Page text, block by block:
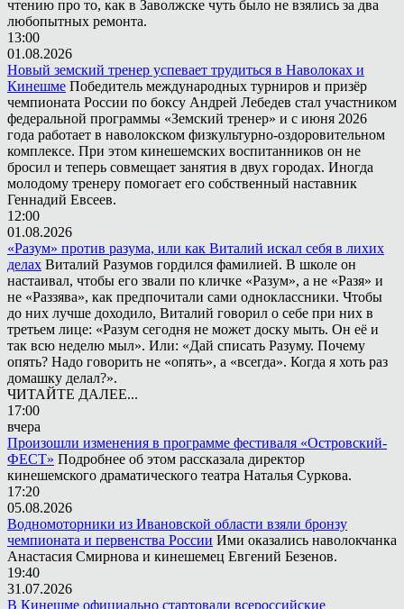
чтению про то, как в Заволжске чуть было не взялись за два
любопытных ремонта.
13:00
01.08.2026
Новый земский тренер успевает трудиться в Наволоках и
Кинешме Победитель международных турниров и призёр
чемпионата России по боксу Андрей Лебедев стал участником
федеральной программы «Земский тренер» и с июня 2026
года работает в наволокском физкультурно-оздоровительном
комплексе. При этом кинешемских воспитанников он не
бросил и теперь совмещает занятия в двух городах. Иногда
молодому тренеру помогает его собственный наставник
Геннадий Евсеев.
12:00
01.08.2026
«Разум» против разума, или как Виталий искал себя в лихих
делах Виталий Разумов гордился фамилией. В школе он
настаивал, чтобы его звали по кличке «Разум», а не «Разя» и
не «Раззява», как предпочитали сами одноклассники. Чтобы
до них лучше доходило, Виталий говорил о себе при них в
третьем лице: «Разум сегодня не может доску мыть. Он её и
так всю неделю мыл». Или: «Дай списать Разуму. Почему
опять? Надо говорить не «опять», а «всегда». Когда я хоть раз
домашку делал?».
ЧИТАЙТЕ ДАЛЕЕ...
17:00
вчера
Произошли изменения в программе фестиваля «Островский-
ФЕСТ» Подробнее об этом рассказала директор
кинешемского драматического театра Наталья Суркова.
17:20
05.08.2026
Водномоторники из Ивановской области взяли бронзу
чемпионата и первенства России Ими оказались наволокчанка
Анастасия Смирнова и кинешемец Евгений Безенов.
19:40
31.07.2026
В Кинешме официально стартовали всероссийские